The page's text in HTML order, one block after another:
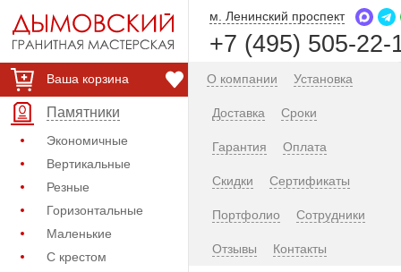
Ваша корзина
Памятники
Экономичные
Вертикальные
Резные
Горизонтальные
Маленькие
С крестом
м. Ленинский проспект
+7 (495) 505-22-
О компании Установка
Доставка Сроки
Гарантия Оплата
Скидки Сертификаты
Портфолио Сотрудники
Отзывы Контакты